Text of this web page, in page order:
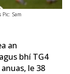
Sam
an
bhí TG4
le 38